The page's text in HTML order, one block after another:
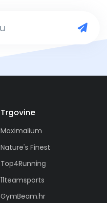
Trgovine
Maximalium
Nature's Finest
Top4Running
11teamsports
GymBeam.hr